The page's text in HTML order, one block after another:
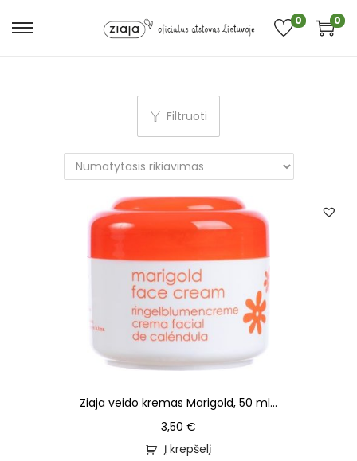
0 0
Filtruoti
Ziaja veido kremas Marigold, 50 ml...
3,50 €
Į krepšelį